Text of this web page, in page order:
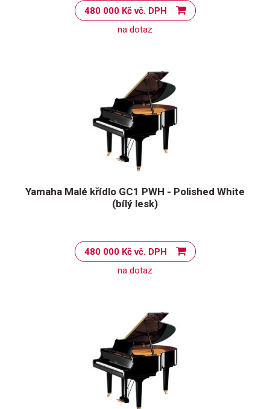
480 000 Kč vč. DPH
na dotaz
Yamaha Malé křídlo GC1 PWH - Polished White
(bílý lesk)
480 000 Kč vč. DPH
na dotaz